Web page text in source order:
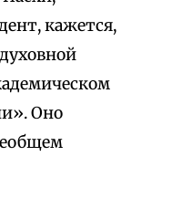
кажется,
Оно